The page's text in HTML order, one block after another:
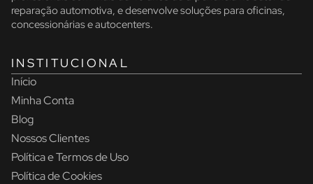
reparação automotiva, e desenvolve soluções para oficinas,
concessionárias e autocenters.
INSTITUCIONAL
Início
Minha Conta
Blog
Nossos Clientes
Política e Termos de Uso
Política de Cookies